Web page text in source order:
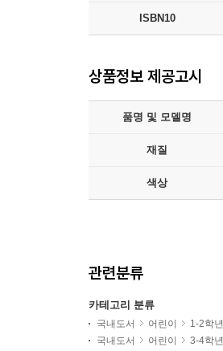
ISBN10
상품정보 제공고시
품명 및 모델명
재질
색상
관련분류
카테고리 분류
국내도서 어린이 1-2학년
국내도서
어린이 3-4학년